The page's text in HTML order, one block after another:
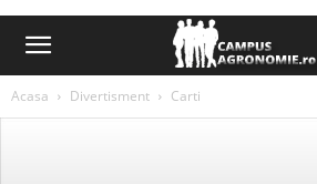
Acasa Divertisment Carti